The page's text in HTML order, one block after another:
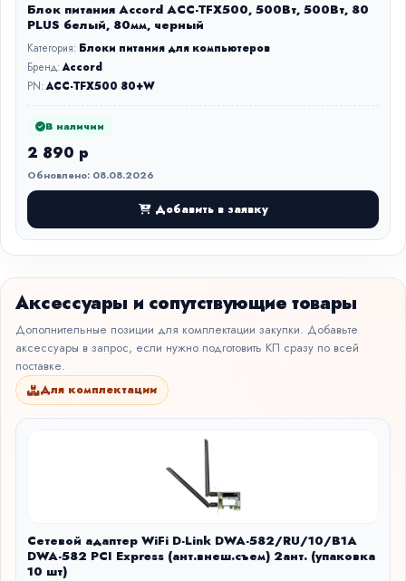
Блок питания Accord ACC-TFX500, 500Вт, 500Вт, 80
PLUS белый, 80мм, черный
Категория: Блоки питания для компьютеров
Бренд:Accord
PN:ACC-TFX500 80+W
В наличии
2 890 р
Обновлено: 08.08.2026
Добавить в заявку
Аксессуары и сопутствующие товары
Дополнительные позиции для комплектации закупки. Добавьте
аксессуары в запрос, если нужно подготовить КП сразу по всей
поставке.
Для комплектации
Сетевой адаптер WiFi D-Link DWA-582/RU/10/B1A
DWA-582 PCI Express (ант.внеш.съем) 2ант. (упаковка
10 шт)